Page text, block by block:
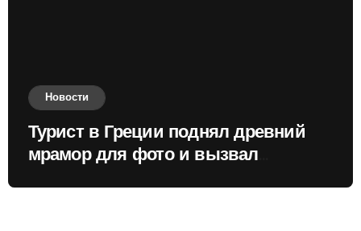
Новости
Турист в Греции поднял древний
мрамор для фото и вызвал